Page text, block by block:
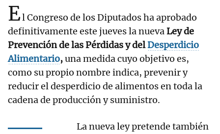
El Congreso de los Diputados ha aprobado
definitivamente este jueves la nuevaLey de
Prevención de las Pérdidas y delDesperdicio
Alimentario,una medida cuyo objetivo es,
como su propio nombre indica, prevenir y
reducir el desperdicio de alimentos en toda la
cadena de producción y suministro.
La nueva ley pretende también